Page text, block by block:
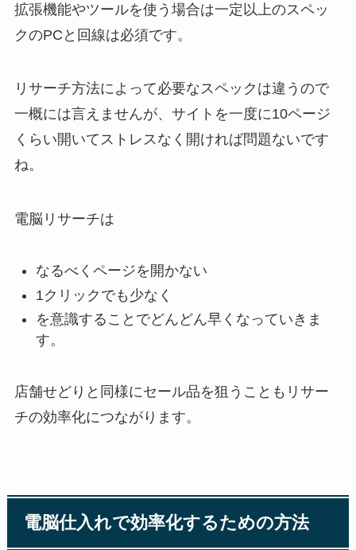
拡張機能やツールを使う場合は一定以上のスペッ
クのPCと回線は必須です。
リサーチ方法によって必要なスペックは違うので
一概には言えませんが、サイトを一度に10ページ
くらい開いてストレスなく開ければ問題ないです
ね。
電脳リサーチは
なるべくページを開かない
1クリックでも少なく
を意識することでどんどん早くなっていきま
す。
店舗せどりと同様にセール品を狙うこともリサー
チの効率化につながります。
電脳仕入れで効率化するための方法